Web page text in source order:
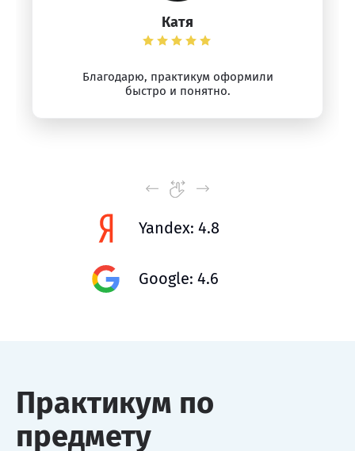
Катя
Благодарю, практикум оформили
быстро и понятно.
Yandex: 4.8
Google: 4.6
Практикум по
предмету